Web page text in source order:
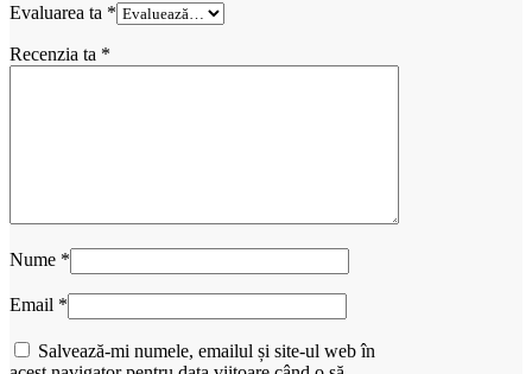
Evaluarea ta *
Recenzia ta *
Nume *
Email *
Salvează-mi numele, emailul și site-ul web în